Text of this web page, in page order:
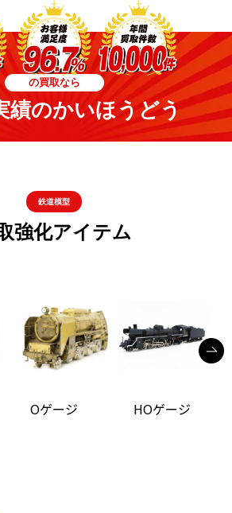
の買取なら
績のかいほうどう
鉄道模型
強化アイテム
Oゲージ HOゲージ